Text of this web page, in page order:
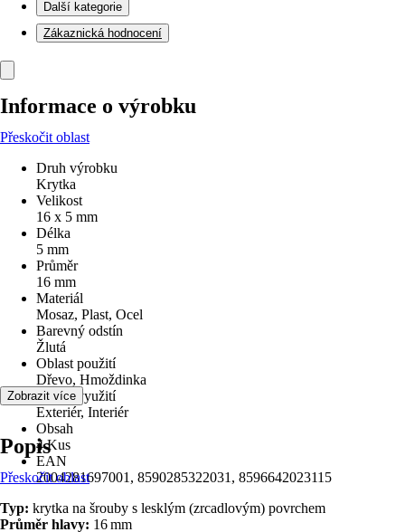
Další kategorie
Zákaznická hodnocení
Informace o výrobku
Přeskočit oblast
Druh výrobku
Krytka
Velikost
16 x 5 mm
Délka
5 mm
Průměr
16 mm
Materiál
Mosaz, Plast, Ocel
Barevný odstín
Žlutá
Oblast použití
Dřevo, Hmoždinka
Oblast využití
Exteriér, Interiér
Obsah
4 Kus
EAN
2004281697001, 8590285322031, 8596642023115
Zobrazit více
Popis
Přeskočit oblast
Typ: krytka na šrouby s lesklým (zrcadlovým) povrchem
Průměr hlavy: 16 mm